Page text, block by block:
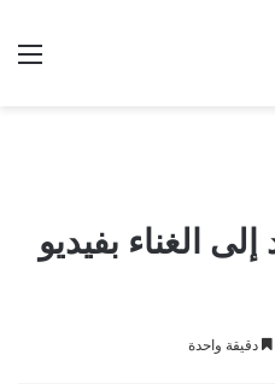
الغناء بفيديو
دقيقة واحدة